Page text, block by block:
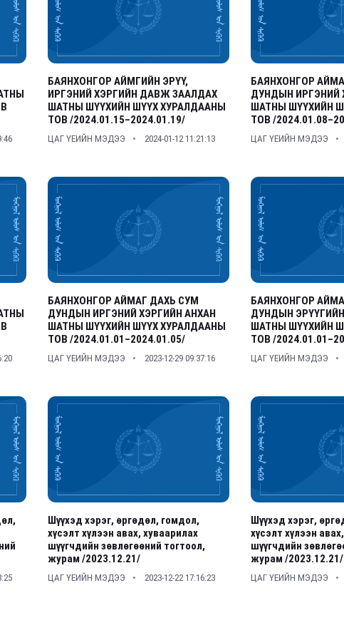
БАЯНХОНГОР АЙМГИЙН ЭРҮҮ,
ИРГЭНИЙ ХЭРГИЙН ДАВЖ ЗААЛДАХ
ШАТНЫ ШҮҮХИЙН ШҮҮХ ХУРАЛДААНЫ
ТОВ /2024.01.15–2024.01.19/
ЦАГ ҮЕИЙН МЭДЭЭ 2024-01-12 11:21:13
БАЯНХОНГОР
ДУНДЫН ИРГЭНИЙ
ШАТНЫ ШҮҮХИЙН
ТОВ /
ЦАГ ҮЕИЙН МЭДЭЭ
БАЯНХОНГОР АЙМАГ ДАХЬ СУМ
ДУНДЫН ИРГЭНИЙ ХЭРГИЙН АНХАН
ШАТНЫ ШҮҮХИЙН ШҮҮХ ХУРАЛДААНЫ
ТОВ /2024.01.01–2024.01.05/
ЦАГ ҮЕИЙН МЭДЭЭ 2023-12-29 09:37:16
БАЯНХОНГОР
ДУНДЫН
ШАТНЫ ШҮҮХИЙН
ТОВ /
ЦАГ ҮЕИЙН МЭДЭЭ
Шүүхэд хэрэг, өргөдөл, гомдол,
хүсэлт хүлээн авах, хуваарилах
шүүгчдийн зөвлөгөөний тогтоол,
журам /2023.12.21/
ЦАГ ҮЕИЙН МЭДЭЭ 2023-12-22 17:16:23
Шүүхэд хэрэг,
хүсэлт хүлээн
шүүгчдийн
журам /2023.12.21/
ЦАГ ҮЕИЙН МЭДЭЭ